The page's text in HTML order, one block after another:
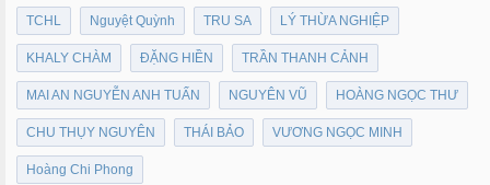
TCHL Nguyệt Quỳnh TRU SA LÝ THỪA NGHIỆP
KHALY CHÀM ĐẶNG HIỀN TRẦN THANH CẢNH
MAI AN NGUYỄN ANH TUẤN NGUYÊN VŨ HOÀNG NGỌC THƯ
CHU THỤY NGUYÊN THÁI BẢO VƯƠNG NGỌC MINH
Hoàng Chi Phong